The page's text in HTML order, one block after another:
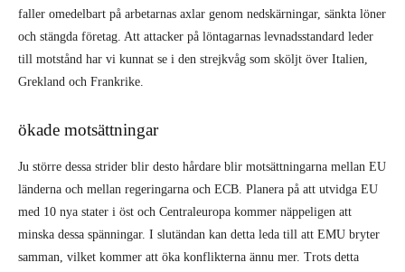
faller omedelbart på arbetarnas axlar genom nedskärningar, sänkta löner
och stängda företag. Att attacker på löntagarnas levnadsstandard leder
till motstånd har vi kunnat se i den strejkvåg som sköljt över Italien,
Grekland och Frankrike.
ökade motsättningar
Ju större dessa strider blir desto hårdare blir motsättningarna mellan EU
länderna och mellan regeringarna och ECB. Planera på att utvidga EU
med 10 nya stater i öst och Centraleuropa kommer näppeligen att
minska dessa spänningar. I slutändan kan detta leda till att EMU bryter
samman, vilket kommer att öka konflikterna ännu mer. Trots detta